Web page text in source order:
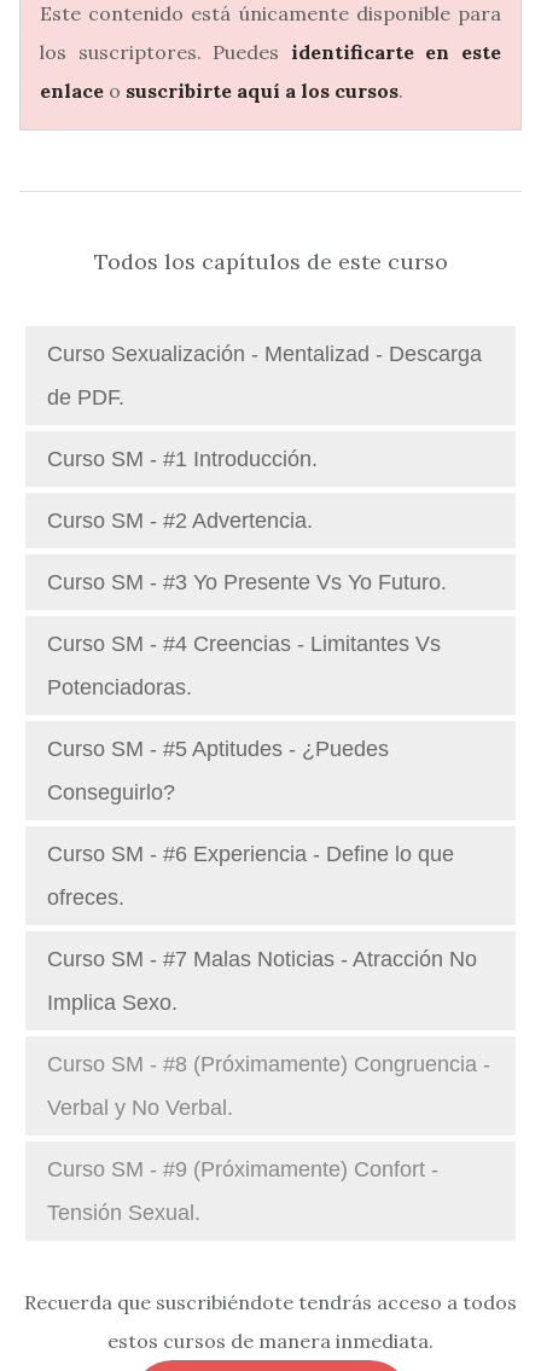
Este contenido está únicamente disponible para
los suscriptores. Puedes identificarte en este
enlace o suscribirte aquí a los cursos.
Todos los capítulos de este curso
Curso Sexualización - Mentalizad - Descarga
de PDF.
Curso SM - #1 Introducción.
Curso SM - #2 Advertencia.
Curso SM - #3 Yo Presente Vs Yo Futuro.
Curso SM - #4 Creencias - Limitantes Vs
Potenciadoras.
Curso SM - #5 Aptitudes - ¿Puedes
Conseguirlo?
Curso SM - #6 Experiencia - Define lo que
ofreces.
Curso SM - #7 Malas Noticias - Atracción No
Implica Sexo.
Curso SM - #8 (Próximamente) Congruencia -
Verbal y No Verbal.
Curso SM - #9 (Próximamente) Confort -
Tensión Sexual.
Recuerda que suscribiéndote tendrás acceso a todos
estos cursos de manera inmediata.